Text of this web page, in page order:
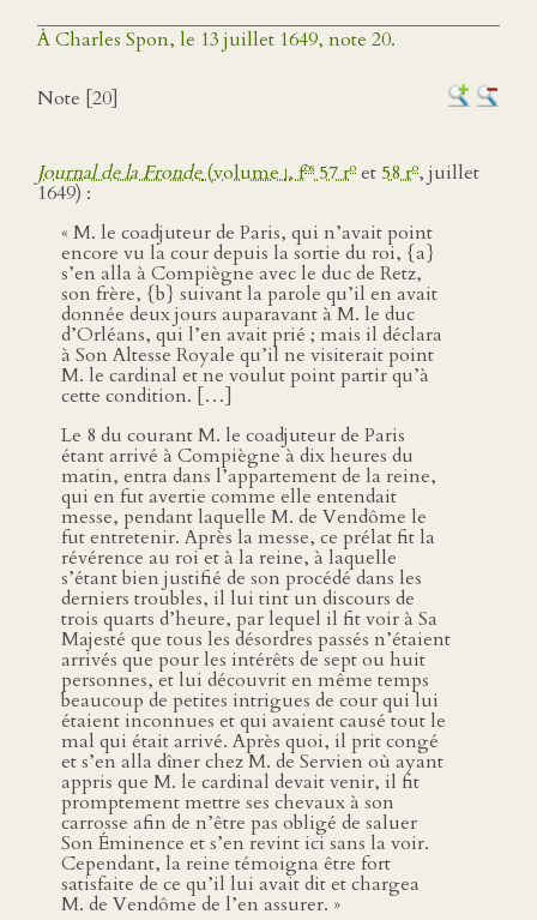
À Charles Spon, le 13 juillet 1649, note 20.
Note [20]
Journal de la Fronde(volumei, fos57 ro et 58 ro, juillet
1649) :
« M. le coadjuteur de Paris, qui n’avait point
encore vu la cour depuis la sortie du roi, {a}
s’en alla à Compiègne avec le duc de Retz,
son frère, {b} suivant la parole qu’il en avait
donnée deux jours auparavant à M. le duc
d’Orléans, qui l’en avait prié ; mais il déclara
à Son Altesse Royale qu’il ne visiterait point
M. le cardinal et ne voulut point partir qu’à
cette condition. […]
Le 8 du courant M. le coadjuteur de Paris
étant arrivé à Compiègne à dix heures du
matin, entra dans l’appartement de la reine,
qui en fut avertie comme elle entendait
messe, pendant laquelle M. de Vendôme le
fut entretenir. Après la messe, ce prélat fit la
révérence au roi et à la reine, à laquelle
s’étant bien justifié de son procédé dans les
derniers troubles, il lui tint un discours de
trois quarts d’heure, par lequel il fit voir à Sa
Majesté que tous les désordres passés n’étaient
arrivés que pour les intérêts de sept ou huit
personnes, et lui découvrit en même temps
beaucoup de petites intrigues de cour qui lui
étaient inconnues et qui avaient causé tout le
mal qui était arrivé. Après quoi, il prit congé
et s’en alla dîner chez M. de Servien où ayant
appris que M. le cardinal devait venir, il fit
promptement mettre ses chevaux à son
carrosse afin de n’être pas obligé de saluer
Son Éminence et s’en revint ici sans la voir.
Cependant, la reine témoigna être fort
satisfaite de ce qu’il lui avait dit et chargea
M. de Vendôme de l’en assurer. »